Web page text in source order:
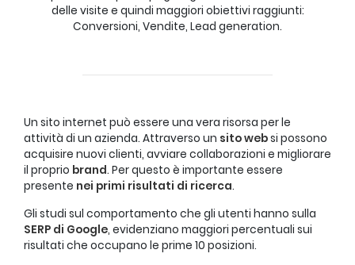
delle visite e quindi maggiori obiettivi raggiunti:
Conversioni, Vendite, Lead generation.
Un sito internet può essere una vera risorsa per le
attività di un azienda. Attraverso un sito websi possono
acquisire nuovi clienti, avviare collaborazioni e migliorare
il proprio brand. Per questo è importante essere
presente nei primi risultati di ricerca.
Gli studi sul comportamento che gli utenti hanno sulla
SERP di Google, evidenziano maggiori percentuali sui
risultati che occupano le prime 10 posizioni.